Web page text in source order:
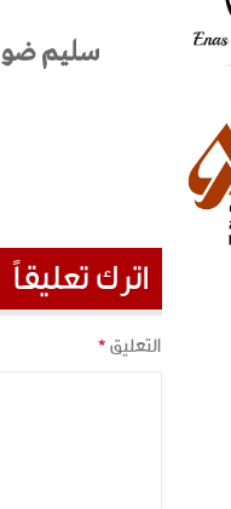
سليم ضو
اترك تعليقاً
التعليق*